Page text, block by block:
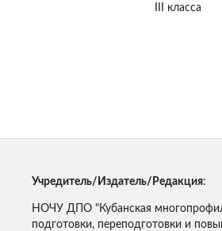
III класса
Учредитель/Издатель/Редакция:
НОЧУ ДПО "Кубанская
подготовки, переподготовки и